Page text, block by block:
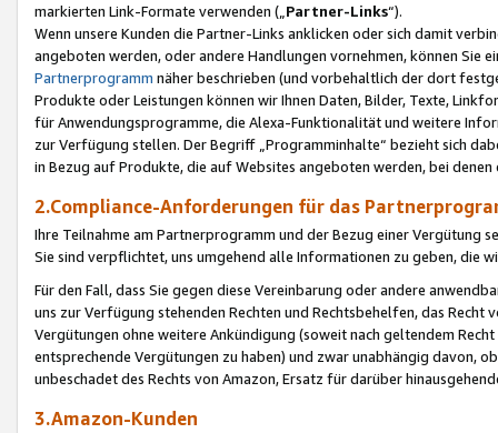
markierten Link-Formate verwenden („ Partner-Links“).
Wenn unsere Kunden die Partner-Links anklicken oder sich damit
angeboten werden, oder andere Handlungen vornehmen, können Sie
Partnerprogramm näher beschrieben (und vorbehaltlich der dort
Produkte oder Leistungen können wir Ihnen Daten, Bilder, Texte,
für Anwendungsprogramme, die Alexa-Funktionalität und weitere
zur Verfügung stellen. Der Begriff „Programminhalte“ bezieht sich
in Bezug auf Produkte, die auf Websites angeboten werden, bei
2.Compliance-Anforderungen für das
Ihre Teilnahme am Partnerprogramm und der Bezug einer Vergütung
Sie sind verpflichtet, uns umgehend alle Informationen zu geben, die
Für den Fall, dass Sie gegen diese Vereinbarung oder andere
uns zur Verfügung stehenden Rechten und Rechtsbehelfen, das
Vergütungen ohne weitere Ankündigung (soweit nach geltendem
entsprechende Vergütungen zu haben) und zwar unabhängig davon,
unbeschadet des Rechts von Amazon, Ersatz für darüber
3.Amazon-Kunden